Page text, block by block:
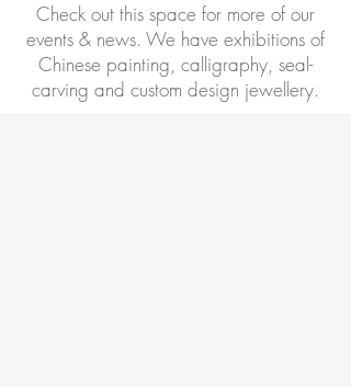
Check out this space for more of our
events & news. We have exhibitions of
Chinese painting, calligraphy, seal-
carving and custom design jewellery.